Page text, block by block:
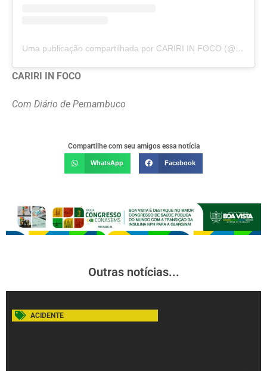
Uma publicação compartilhada por CARIRI IN FOCO (@cariri_in_foco)
CARIRI IN FOCO
Com Diário de Pernambuco
Compartilhe com seu amigos essa notícia
WhatsApp Facebook
Outras notícias...
ACIDENTE